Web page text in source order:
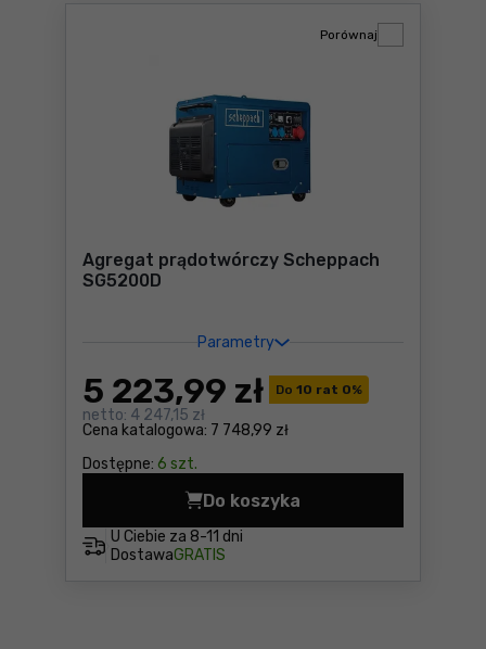
Agregat prądotwórczy Scheppach
SG5200D
Parametry
Do 10 rat 0%
Cena katalogowa: 7 748,99 zł
5 223,99 zł
netto: 4 247,15 zł
Dostępne: 6 szt.
Porównaj
U Ciebie za 8-11 dni
DostawaGRATIS
Do koszyka
Agregat prądotwórczy